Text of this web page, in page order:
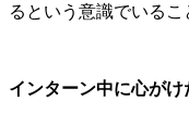
るという意識でいるこ
インターン中に心が